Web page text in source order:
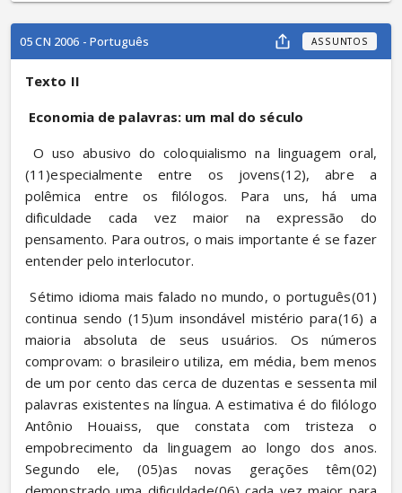
05 CN 2006 - Português ASSUNTOS
Texto II
Economia de palavras: um mal do século
(11)especialmente entre os jovens(12), abre a
polêmica entre os filólogos. Para uns, há uma
dificuldade cada vez maior na expressão do
pensamento. Para outros, o mais importante é se fazer
entender pelo interlocutor.
Sétimo idioma mais falado no mundo, o português(01)
continua sendo (15)um insondável mistério para(16) a
maioria absoluta de seus usuários. Os números
comprovam: o brasileiro utiliza, em média, bem menos
de um por cento das cerca de duzentas e sessenta mil
palavras existentes na língua. A estimativa é do filólogo
Antônio Houaiss, que constata com tristeza o
empobrecimento da linguagem ao longo dos anos.
Segundo ele, (05)as novas gerações têm(02)